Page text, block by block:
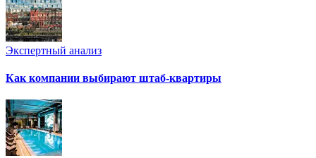
Экспертный анализ
Как компании выбирают штаб-квартиры